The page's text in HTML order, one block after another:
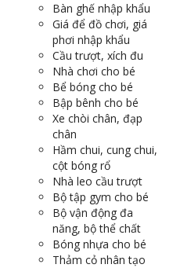
Bàn ghế nhập khẩu
Giá để đồ chơi, giá
phơi nhập khẩu
Cầu trượt, xích đu
Nhà chơi cho bé
Bể bóng cho bé
Bập bênh cho bé
Xe chòi chân, đạp
chân
Hầm chui, cung chui,
cột bóng rổ
Nhà leo cầu trượt
Bộ tập gym cho bé
Bộ vận động đa
năng, bộ thể chất
Bóng nhựa cho bé
Thảm cỏ nhân tạo